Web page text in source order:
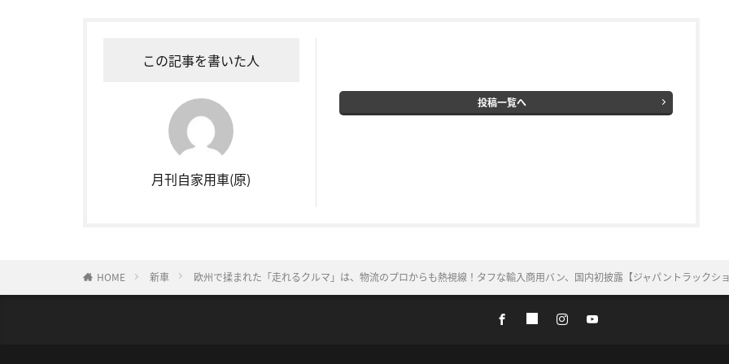
この記事を書いた人
月刊自家用車(原)
投稿一覧へ
HOME 新車 欧州で揉まれた「走れるクルマ」は、物流のプロからも熱視線！タフな輸入商用バン、国内初披露【ジャパントラックショ